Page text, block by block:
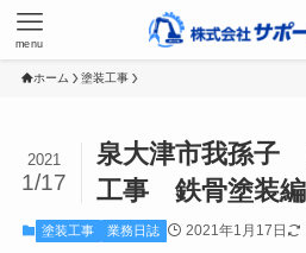
menu
ホーム 塗装工事
泉大津市我孫子
工事 鉄骨塗装編
2021
1/17
塗装工事 業務日誌 2021年1月17日